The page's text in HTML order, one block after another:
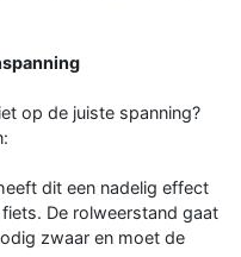
op de juiste spanning?
dit een nadelig effect
De rolweerstand gaat
zwaar en moet de